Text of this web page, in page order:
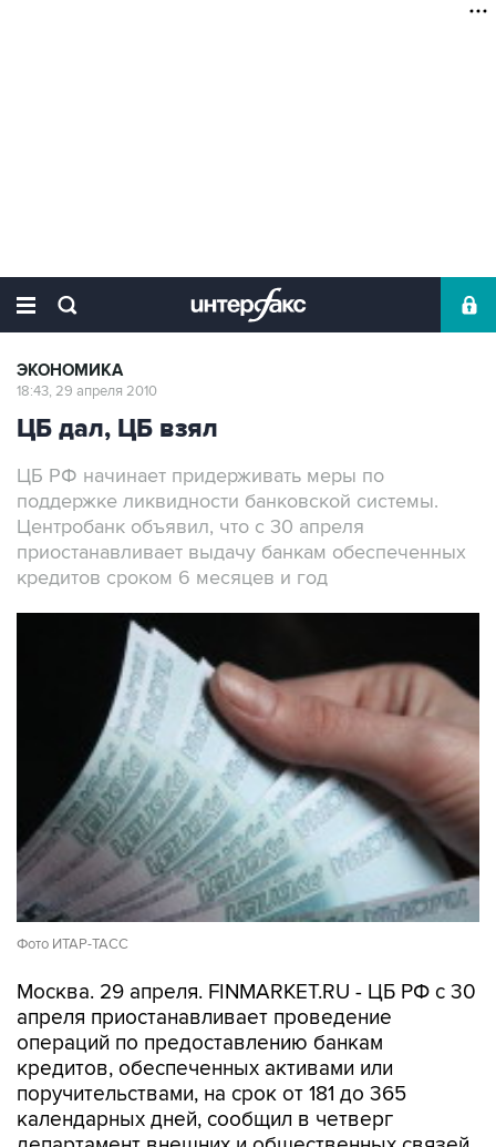
ЭКОНОМИКА
18:43, 29 апреля 2010
ЦБ дал, ЦБ взял
ЦБ РФ начинает придерживать меры по
поддержке ликвидности банковской системы.
Центробанк объявил, что с 30 апреля
приостанавливает выдачу банкам обеспеченных
кредитов сроком 6 месяцев и год
Фото ИТАР-ТАСС
Москва. 29 апреля. FINMARKET.RU - ЦБ РФ с 30
апреля приостанавливает проведение
операций по предоставлению банкам
кредитов, обеспеченных активами или
поручительствами, на срок от 181 до 365
календарных дней, сообщил в четверг